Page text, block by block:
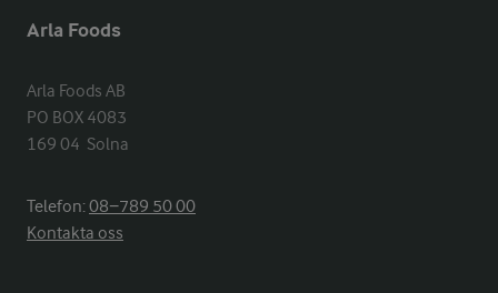
Arla Foods
Arla Foods AB
PO BOX 4083
169 04  Solna
Telefon:08−789 50 00
Kontakta oss